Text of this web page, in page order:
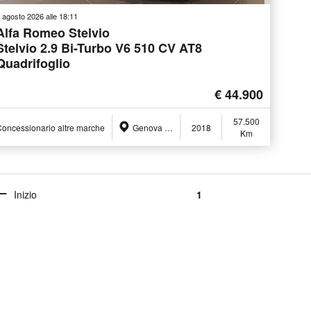
agosto 2026 alle 18:11
Romeo Stelvio
2.9 Bi-Turbo V6 510 CV AT8
€ 44.900
altre marche Genova (GE) 2018
57.500
Km
Inizio 1